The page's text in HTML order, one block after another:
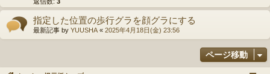
返信数: 3
指定した位置の歩行グラを顔グラにする
最新記事 by YUUSHA« 2025年4月18日(金) 23:56
ページ移動